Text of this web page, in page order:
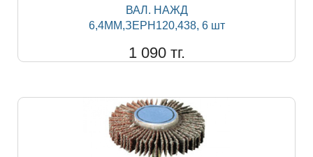
ВАЛ. НАЖД
6,4ММ,ЗЕРН120,438, 6 шт
1 090 тг.